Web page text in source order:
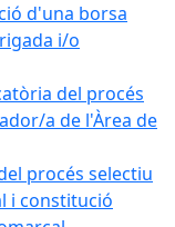
d'una borsa
i/o
del procés
a de l'Àrea de
procés selectiu
i constitució